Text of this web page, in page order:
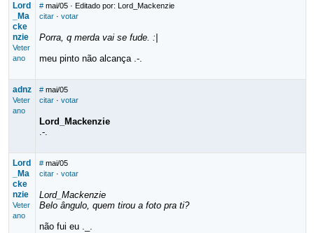
Lord
_Ma
cke
nzie
Veter
ano
# mai/05· Editado por: Lord_Mackenzie
citar· votar
Porra, q merda vai se fude. :|
meu pinto não alcança .-.
adnz
Veter
ano
# mai/05
citar· votar
Lord_Mackenzie
.-.
Lord
_Ma
cke
nzie
Veter
ano
# mai/05
citar· votar
Lord_Mackenzie
Belo ângulo, quem tirou a foto pra ti?
não fui eu ._.